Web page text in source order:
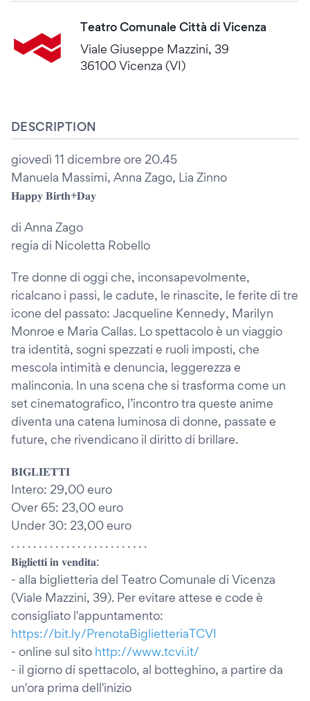
Teatro Comunale Città di Vicenza
Viale Giuseppe Mazzini, 39
36100 Vicenza (VI)
DESCRIPTION
giovedì 11 dicembre ore 20.45
Manuela Massimi, Anna Zago, Lia Zinno
𝐇𝐚𝐩𝐩𝐲 𝐁𝐢𝐫𝐭𝐡+𝐃𝐚𝐲
di Anna Zago
regia di Nicoletta Robello
Tre donne di oggi che, inconsapevolmente,
ricalcano i passi, le cadute, le rinascite, le ferite di tre
icone del passato: Jacqueline Kennedy, Marilyn
Monroe e Maria Callas. Lo spettacolo è un viaggio
tra identità, sogni spezzati e ruoli imposti, che
mescola intimità e denuncia, leggerezza e
malinconia. In una scena che si trasforma come un
set cinematografico, l’incontro tra queste anime
diventa una catena luminosa di donne, passate e
future, che rivendicano il diritto di brillare.
𝐁𝐈𝐆𝐋𝐈𝐄𝐓𝐓𝐈
Intero: 29,00 euro
Over 65: 23,00 euro
Under 30: 23,00 euro
. . . . . . . . . . . . . . . . . . . . . . . . .
𝐁𝐢𝐠𝐥𝐢𝐞𝐭𝐭𝐢 𝐢𝐧 𝐯𝐞𝐧𝐝𝐢𝐭𝐚:
- alla biglietteria del Teatro Comunale di Vicenza
(Viale Mazzini, 39). Per evitare attese e code è
consigliato l'appuntamento:
https://bit.ly/PrenotaBiglietteriaTCVI
- online sul sito http://www.tcvi.it/
- il giorno di spettacolo, al botteghino, a partire da
un'ora prima dell'inizio